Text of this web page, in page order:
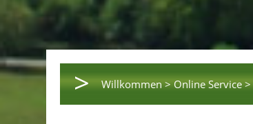
> Willkommen > Online Service >